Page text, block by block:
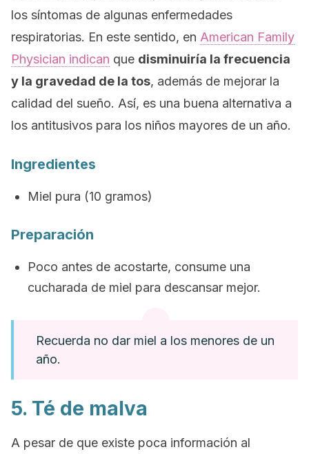
los síntomas de algunas enfermedades
respiratorias. En este sentido, en American Family
Physician indican que disminuiría la frecuencia
y la gravedad de la tos, además de mejorar la
calidad del sueño. Así, es una buena alternativa a
los antitusivos para los niños mayores de un año.
Ingredientes
Miel pura (10 gramos)
Preparación
Poco antes de acostarte, consume una
cucharada de miel para descansar mejor.
Recuerda no dar miel a los menores de un
año.
5. Té de malva
A pesar de que existe poca información al